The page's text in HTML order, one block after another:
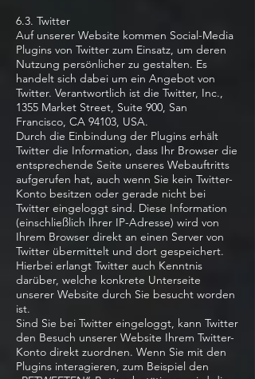
6.3. Twitter
Auf unserer Website kommen Social-Media
Plugins von Twitter zum Einsatz, um deren
Nutzung persönlicher zu gestalten. Es
handelt sich dabei um ein Angebot von
Twitter. Verantwortlich ist die Twitter, Inc.,
1355 Market Street, Suite 900, San
Francisco, CA 94103, USA.
Durch die Einbindung der Plugins erhält
Twitter die Information, dass Ihr Browser die
entsprechende Seite unseres Webauftritts
aufgerufen hat, auch wenn Sie kein Twitter-
Konto besitzen oder gerade nicht bei
Twitter eingeloggt sind. Diese Information
(einschließlich Ihrer IP-Adresse) wird von
Ihrem Browser direkt an einen Server von
Twitter übermittelt und dort gespeichert.
Hierbei erlangt Twitter auch Kenntnis
darüber, welche konkrete Unterseite
unserer Website durch Sie besucht worden
ist.
Sind Sie bei Twitter eingeloggt, kann Twitter
den Besuch unserer Website Ihrem Twitter-
Konto direkt zuordnen. Wenn Sie mit den
Plugins interagieren, zum Beispiel den